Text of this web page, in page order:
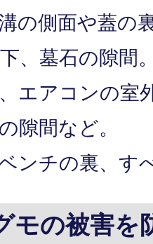
の側面や蓋の
、墓石の隙間
エアコンの室
隙間など。
ンチの裏、す
モの被害を